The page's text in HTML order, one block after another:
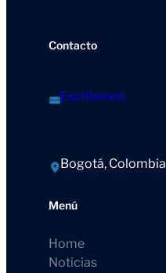
Contacto
Escríbenos
Bogotá, Colombia
Menú
Home
Noticias